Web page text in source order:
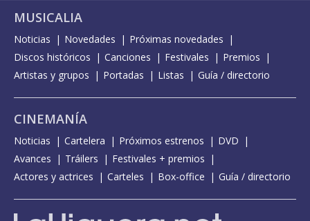
MUSICALIA
Noticias Novedades
Próximas novedades
Discos históricos
Canciones Festivales
Premios
Artistas y grupos
Portadas Listas Guía / directorio
CINEMANÍA
Noticias Cartelera Próximos estrenos
DVD
Avances
Tráilers
Festivales + premios
Actores y actrices
Carteles Box-office Guía / directorio